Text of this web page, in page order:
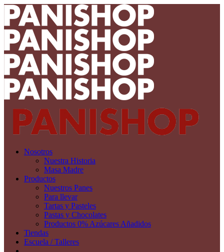
Nosotros
Nuestra Historia
Masa Madre
Productos
Nuestros Panes
Para llevar
Tartas y Pasteles
Pastas y Chocolates
Productos 0% Azúcares Añadidos
Tiendas
Escuela / Talleres